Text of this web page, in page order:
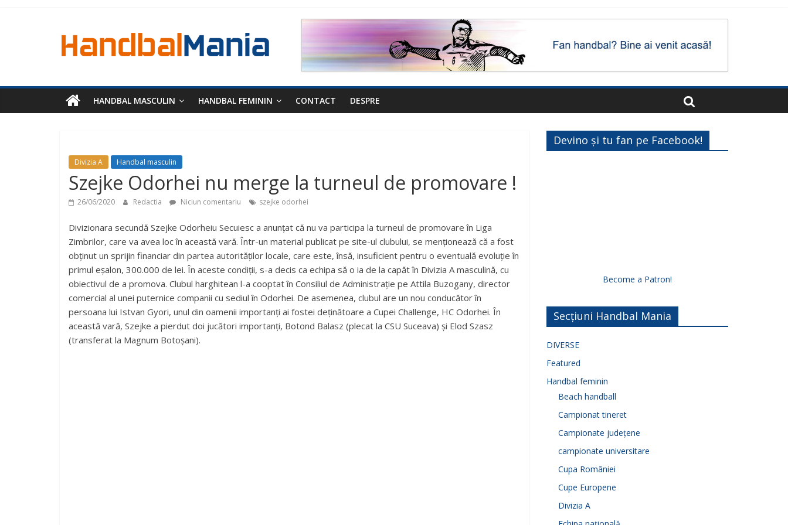
HANDBAL MASCULIN HANDBAL FEMININ CONTACT DESPRE
Divizia A Handbal masculin
Szejke Odorhei nu merge la turneul de promovare !
26/06/2020 Redactia Niciun comentariu szejke odorhei
Divizionara secundă Szejke Odorheiu Secuiesc a anunțat că nu va participa la turneul de promovare în Liga
Zimbrilor, care va avea loc în această vară. Într-un material publicat pe site-ul clubului, se menționează că a fost
obținut un sprijin financiar din partea autorităților locale, care este, însă, insuficient pentru o eventuală evoluție în
primul eșalon, 300.000 de lei. În aceste condiții, s-a decis ca echipa să o ia de la capăt în Divizia A masculină, cu
obiectivul de a promova. Clubul harghitean l-a cooptat în Consiliul de Administrație pe Attila Buzogany, director
comercial al unei puternice companii cu sediul în Odorhei. De asemenea, clubul are un nou conducător în
persoana lui Istvan Gyori, unul din oamenii importanți ai fostei deținătoare a Cupei Challenge, HC Odorhei. În
această vară, Szejke a pierdut doi jucători importanți, Botond Balasz (plecat la CSU Suceava) și Elod Szasz
(transferat la Magnum Botoșani).
Devino și tu fan pe Facebook!
Become a Patron!
Secțiuni Handbal Mania
DIVERSE
Featured
Handbal feminin
Beach handball
Campionat tineret
Campionate județene
campionate universitare
Cupa României
Cupe Europene
Divizia A